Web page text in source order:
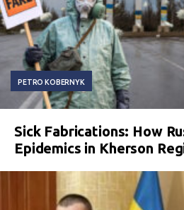
PETRO KOBERNYK
Sick Fabrications: How
Epidemics in Kherson